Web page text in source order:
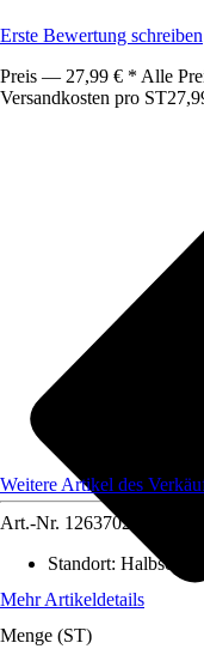
Erste Bewertung schreiben
Preis — 27,99 € * Alle
Versandkosten pro ST
Weitere Artikel des
Art.-Nr. 12637020
Standort:
Mehr Artikeldetails
Menge (ST)